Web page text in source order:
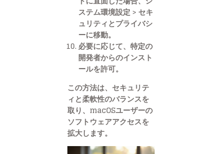
ステム環境設定 > セキ
ュリティとプライバシ
ーに移動。
必要に応じて、特定の
開発者からのインスト
ールを許可。
この方法は、セキュリテ
ィと柔軟性のバランスを
取り、macOSユーザーの
ソフトウェアアクセスを
拡大します。